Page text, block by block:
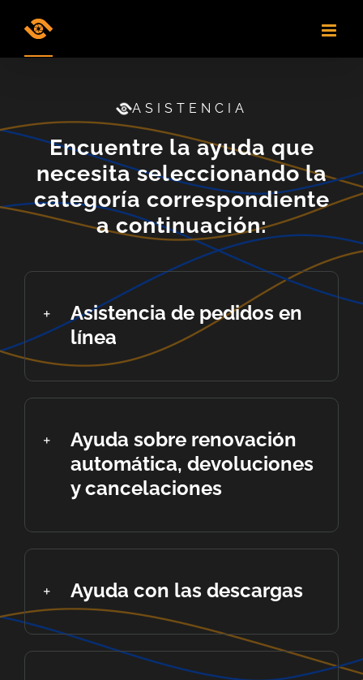
ASISTENCIA
Encuentre la ayuda que
necesita seleccionando la
categoría correspondiente
a continuación:
Asistencia de pedidos en
línea
Ayuda sobre renovación
automática, devoluciones
y cancelaciones
Ayuda con las descargas